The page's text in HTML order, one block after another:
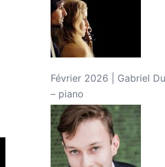
Février 2026 | Gabriel
– piano